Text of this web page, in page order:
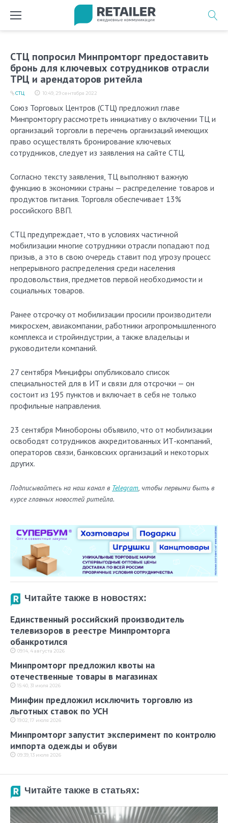
СТЦ попросил Минпромторг предоставить
бронь для ключевых сотрудников отрасли
ТРЦ и арендаторов ритейла
10:49, 29 сентября 2022
СТЦ
Союз Торговых Центров (СТЦ) предложил главе
Минпромторгу рассмотреть инициативу о включении ТЦ и
организаций торговли в перечень организаций имеющих
право осуществлять бронирование ключевых
сотрудников, следует из заявления на сайте СТЦ.
Согласно тексту заявления, ТЦ выполняют важную
функцию в экономики страны — распределение товаров и
продуктов питания. Торговля обеспечивает 13%
российского ВВП.
СТЦ предупреждает, что в условиях частичной
мобилизации многие сотрудники отрасли попадают под
призыв, а это в свою очередь ставит под угрозу процесс
непрерывного распределения среди населения
продовольствия, предметов первой необходимости и
социальных товаров.
Ранее отсрочку от мобилизации просили производители
микросхем, авиакомпании, работники агропромышленного
комплекса и стройиндустрии, а также владельцы и
руководители компаний.
27 сентября Минцифры опубликовало список
специальностей для в ИТ и связи для отсрочки — он
состоит из 195 пунктов и включает в себя не только
профильные направления.
23 сентября Минобороны объявило, что от мобилизации
освободят сотрудников аккредитованных ИТ-компаний,
операторов связи, банковских организаций и некоторых
других.
Подписывайтесь на наш канал в Telegram, чтобы первыми быть в
курсе главных новостей ритейла.
Читайте также в новостях:
Единственный российский производитель
телевизоров в реестре Минпромторга
обанкротился
09:14, 4 августа 2026
Минпромторг предложил квоты на
отечественные товары в магазинах
15:40, 31 июля 2026
Минфин предложил исключить торговлю из
льготных ставок по УСН
19:02, 17 июля 2026
Минпромторг запустит эксперимент по контролю
импорта одежды и обуви
09:39, 13 июля 2026
Читайте также в статьях: